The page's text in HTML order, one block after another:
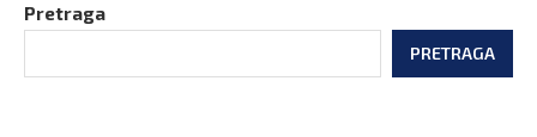
Pretraga
PRETRAGA